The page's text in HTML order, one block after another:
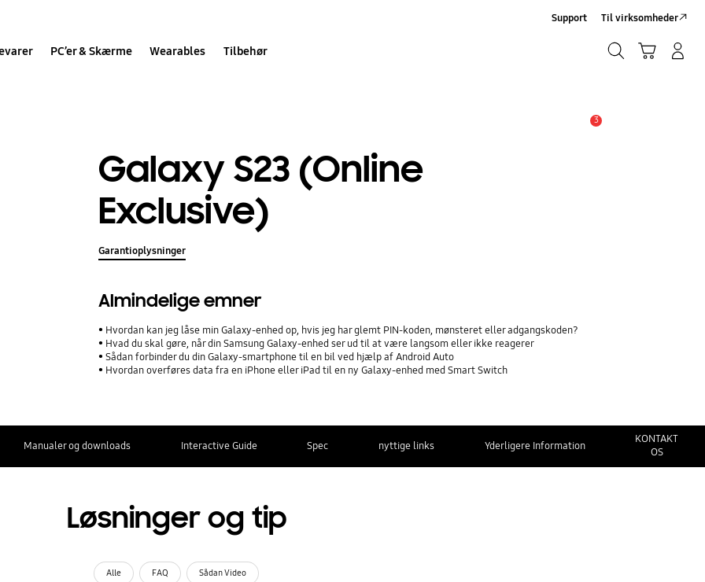
PC’er & Skærme Wearables Tilbehør
Support Til virksomheder
3
Galaxy S23 (Online
Exclusive)
Garantioplysninger
Almindelige emner
Hvordan kan jeg låse min Galaxy-enhed op, hvis jeg har glemt PIN-koden, mønsteret eller adgangskoden?
Hvad du skal gøre, når din Samsung Galaxy-enhed ser ud til at være langsom eller ikke reagerer
Sådan forbinder du din Galaxy-smartphone til en bil ved hjælp af Android Auto
Hvordan overføres data fra en iPhone eller iPad til en ny Galaxy-enhed med Smart Switch
Manualer og downloads Interactive Guide Spec nyttige links Yderligere Information
KONTAKT
OS
Løsninger og tip
Alle FAQ Sådan Video